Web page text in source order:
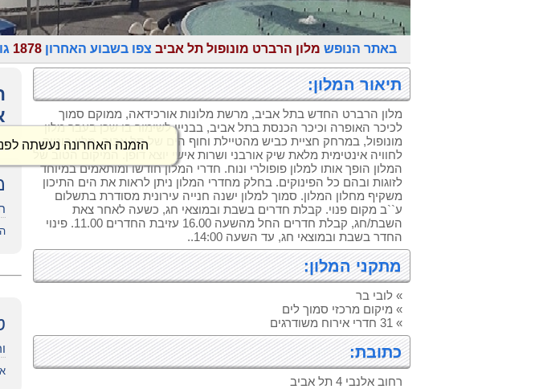
באתר הנופש מלון הרברט מונופול תל אביב צפו בשבוע האחרון1878
תיאור המלון:
מלון הרברט החדש בתל אביב, מרשת מלונות אורכידאה, ממוקם סמוך
לכיכר האופרה וכיכר הכנסת בתל אביב, בבניין לשימור בו שכן בעבר מלון
מונופול, במרחק חציית כביש מהטיילת וחוף הים של תל אביב. מלון בוטיק
לחוויה אינטימית מלאת שיק אורבני ושרות אישי יוצא דופן. המיקום הטוב של
המלון הופך אותו למלון פופולרי ונוח. חדרי המלון חודשו ומותאמים במיוחד
לזוגות ובהם כל הפינוקים. בחלק מחדרי המלון ניתן לראות את הים התיכון
משקיף מחלון המלון. סמוך למלון ישנה חנייה עירונית מסודרת בתשלום
ע``ב מקום פנוי. קבלת חדרים בשבת ובמוצאי חג, כשעה לאחר צאת
השבת/חג, קבלת חדרים החל מהשעה 16.00 עזיבת החדרים 11.00. פינוי
החדר בשבת ובמוצאי חג, עד השעה 14:00..
מתקני המלון:
» לובי בר
» מיקום מרכזי סמוך לים
» 31 חדרי אירוח משודרגים
כתובת:
רחוב אלנבי 4 תל אביב